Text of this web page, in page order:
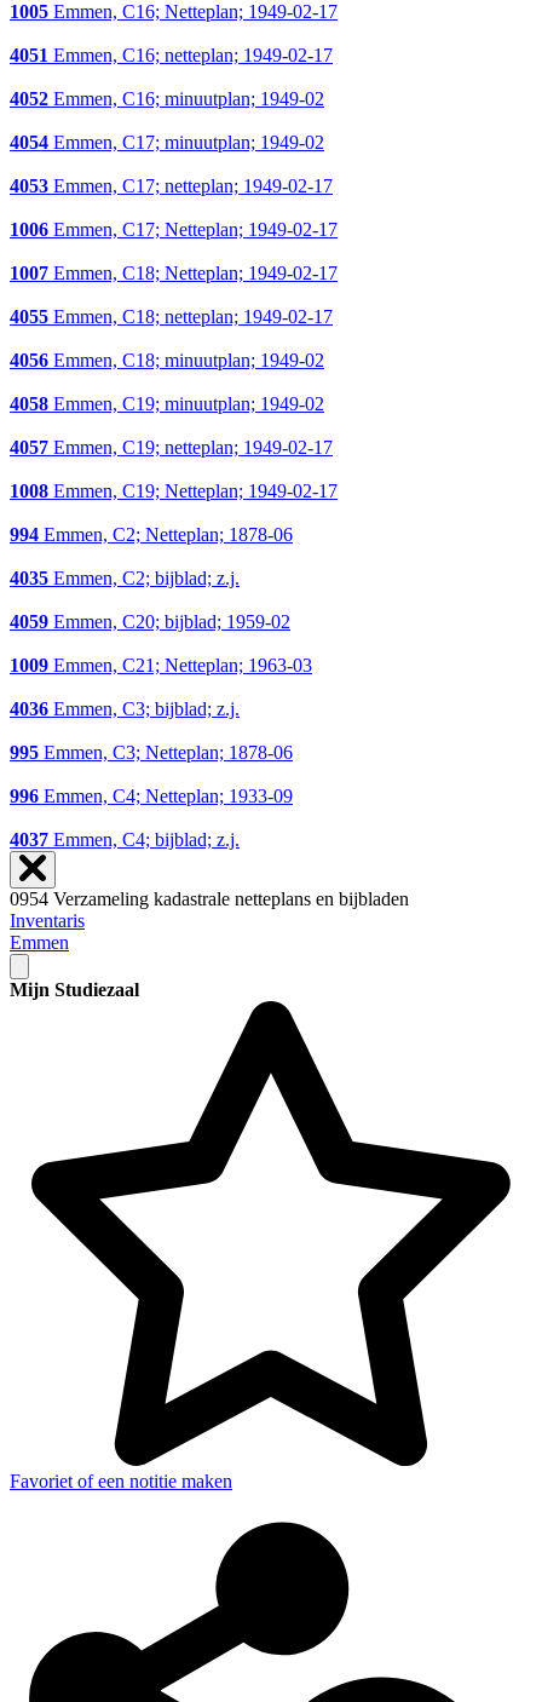
1005 Emmen, C16; Netteplan; 1949-02-17
4051 Emmen, C16; netteplan; 1949-02-17
4052 Emmen, C16; minuutplan; 1949-02
4054 Emmen, C17; minuutplan; 1949-02
4053 Emmen, C17; netteplan; 1949-02-17
1006 Emmen, C17; Netteplan; 1949-02-17
1007 Emmen, C18; Netteplan; 1949-02-17
4055 Emmen, C18; netteplan; 1949-02-17
4056 Emmen, C18; minuutplan; 1949-02
4058 Emmen, C19; minuutplan; 1949-02
4057 Emmen, C19; netteplan; 1949-02-17
1008 Emmen, C19; Netteplan; 1949-02-17
994 Emmen, C2; Netteplan; 1878-06
4035 Emmen, C2; bijblad; z.j.
4059 Emmen, C20; bijblad; 1959-02
1009 Emmen, C21; Netteplan; 1963-03
4036 Emmen, C3; bijblad; z.j.
995 Emmen, C3; Netteplan; 1878-06
996 Emmen, C4; Netteplan; 1933-09
4037 Emmen, C4; bijblad; z.j.
0954 Verzameling kadastrale netteplans en bijbladen
Inventaris
Emmen
Mijn Studiezaal
Favoriet of een notitie maken